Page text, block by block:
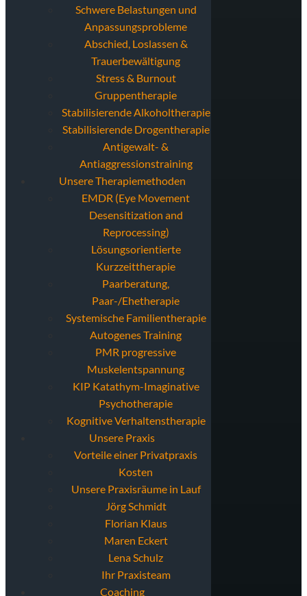
Schwere Belastungen und
Anpassungsprobleme
Abschied, Loslassen &
Trauerbewältigung
Stress & Burnout
Gruppentherapie
Stabilisierende Alkoholtherapie
Stabilisierende Drogentherapie
Antigewalt- &
Antiaggressionstraining
Unsere Therapiemethoden
EMDR (Eye Movement
Desensitization and
Reprocessing)
Lösungsorientierte
Kurzzeittherapie
Paarberatung,
Paar-/Ehetherapie
Systemische Familientherapie
Autogenes Training
PMR progressive
Muskelentspannung
KIP Katathym-Imaginative
Psychotherapie
Kognitive Verhaltenstherapie
Unsere Praxis
Vorteile einer Privatpraxis
Kosten
Unsere Praxisräume in Lauf
Jörg Schmidt
Florian Klaus
Maren Eckert
Lena Schulz
Ihr Praxisteam
Coaching